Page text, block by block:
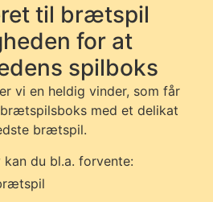
til brætspil
for at
spilboks
vi en heldig vinder, som får
med et delikat
brætspil.
du bl.a. forvente: